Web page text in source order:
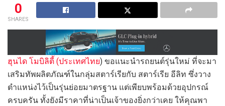
0
SHARES
ฮุนได โมบิลิตี้ (ประเทศไทย) ขอแนะนำรถยนต์รุ่นใหม่ ที่จะมา
เสริมทัพผลิตภัณฑ์ในกลุ่มสตาร์เรียกับ สตาร์เรีย อีลิท ซึ่งวาง
ตำแหน่งไว้เป็นรุ่นย่อยมาตรฐาน แต่เพียบพร้อมด้วยอุปกรณ์
ครบครัน ทั้งยังมีราคาที่น่าเป็นเจ้าของยิ่งกว่าเคย ให้คุณพา